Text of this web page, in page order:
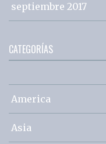
septiembre 2017
CATEGORÍAS
America
Asia